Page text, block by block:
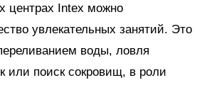
центрах Intex можно
увлекательных занятий. Это
воды, ловля
или поиск сокровищ, в роли